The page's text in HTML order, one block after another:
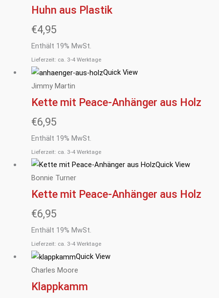
Huhn aus Plastik
€4,95
Enthält 19% MwSt.
Lieferzeit: ca. 3-4 Werktage
Quick View
Jimmy Martin
Kette mit Peace-Anhänger aus Holz
€6,95
Enthält 19% MwSt.
Lieferzeit: ca. 3-4 Werktage
Quick View
Bonnie Turner
Kette mit Peace-Anhänger aus Holz
€6,95
Enthält 19% MwSt.
Lieferzeit: ca. 3-4 Werktage
Quick View
Charles Moore
Klappkamm